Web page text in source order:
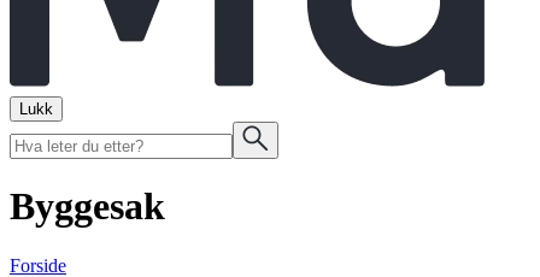
Lukk
Byggesak
Forside